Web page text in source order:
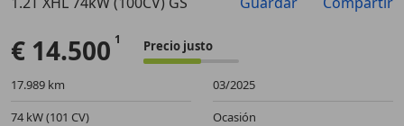
Anterior
€ 14.500 Precio justo
17.989 km
03/2025
74 kW (101 CV)
Ocasión